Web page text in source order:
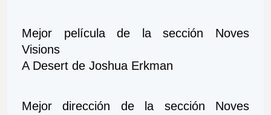
Mejor película de la sección Noves
Visions
A Desert de Joshua Erkman
Mejor dirección de la sección Noves